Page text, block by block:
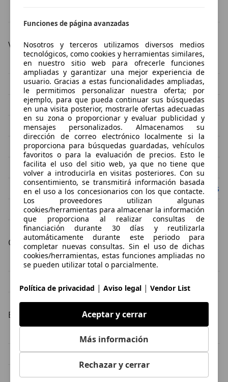
Versión
Porsche 911 2.2
Porsche 911 2.4
Porsche 911 3.0-targa
Porsche 911 3.2
Porsche 911 4-carrera
Porsche 911 4 Gts
Porsche 911 4s
Porsche 911 911-turbo
Porsche 911 911-turbo-s
Porsche 911 930
Porsche 911 964
Porsche 911 991
Porsche 911 991.2
Porsche 911 991 turbo s
Porsche 911 992
Carrocería
Porsche 911 coupé
Porsche 911 cabrio
Estado del vehículo
Porsche 911 ocasión
Porsche 911 clásico
Porsche 911 KM0
Funciones de página avanzadas
Nosotros y terceros utilizamos diversos medios
tecnológicos, como cookies y herramientas similares,
en nuestro sitio web para ofrecerle funciones
ampliadas y garantizar una mejor experiencia de
usuario. Gracias a estas funcionalidades ampliadas,
le permitimos personalizar nuestra oferta; por
ejemplo, para que pueda continuar sus búsquedas
en una visita posterior, mostrarle ofertas adecuadas
en su zona o proporcionar y evaluar publicidad y
mensajes personalizados. Almacenamos su
dirección de correo electrónico localmente si la
proporciona para búsquedas guardadas, vehículos
favoritos o para la evaluación de precios. Esto le
facilita el uso del sitio web, ya que no tiene que
volver a introducirla en visitas posteriores. Con su
consentimiento, se transmitirá información basada
en el uso a los concesionarios con los que contacte.
Los proveedores utilizan algunas
cookies/herramientas para almacenar la información
que proporciona al realizar consultas de
financiación durante 30 días y reutilizarla
automáticamente durante este periodo para
completar nuevas consultas. Sin el uso de dichas
cookies/herramientas, estas funciones ampliadas no
se pueden utilizar total o parcialmente.
Política de privacidad | Aviso legal | Vendor List
Aceptar y cerrar
Más información
Rechazar y cerrar